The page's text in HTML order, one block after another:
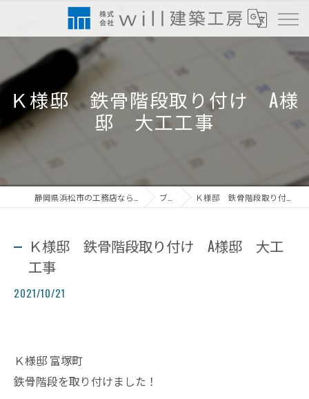
Ｋ様邸 鉄骨階段取り付け A様
邸 大工工事
ブログ Ｋ様邸 鉄骨階段取り付け A様邸 大工工事
Ｋ様邸 鉄骨階段取り付け A様邸 大工
工事
2021/10/21
Ｋ様邸 富塚町
鉄骨階段を取り付けました！